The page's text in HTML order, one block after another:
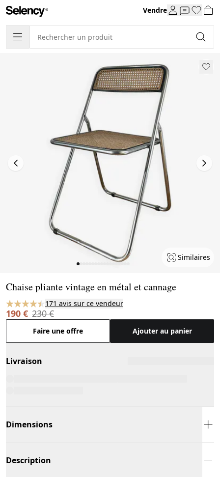
Vendre
Similaires
Chaise pliante vintage en métal et cannage
171 avis sur ce vendeur
190 € 230 €
Faire une offre Ajouter au panier
Livraison
Dimensions
Description